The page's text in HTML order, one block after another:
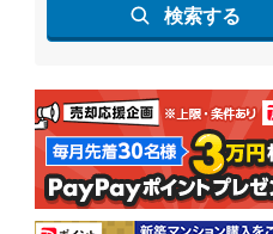
検索する